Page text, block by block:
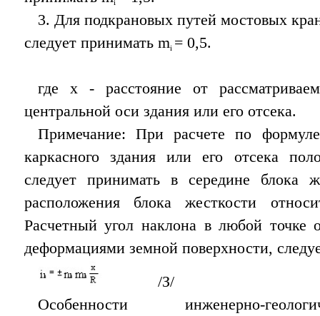
i
3. Для подкрановых путей мостовых
следует принимать mi = 0,5.
где х - расстояние от
центральной оси здания или его отсека.
Примечание: При расчете по
каркасного здания или его отсека
следует принимать в середине блока
расположения блока жесткости
Расчетный угол наклона в любой точке
деформациями земной поверхности,
/З/
Особенности инженерно-